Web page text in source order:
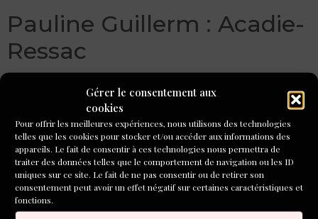
Gérer le consentement aux
cookies
Pour offrir les meilleures expériences, nous utilisons des technologies
telles que les cookies pour stocker et/ou accéder aux informations des
appareils. Le fait de consentir à ces technologies nous permettra de
traiter des données telles que le comportement de navigation ou les ID
uniques sur ce site. Le fait de ne pas consentir ou de retirer son
consentement peut avoir un effet négatif sur certaines caractéristiques et
fonctions.
Pauline Guillerm : Acadie-
Ressac